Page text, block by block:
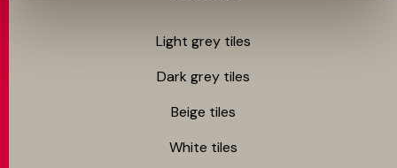
Light grey tiles
Dark grey tiles
Beige tiles
White tiles